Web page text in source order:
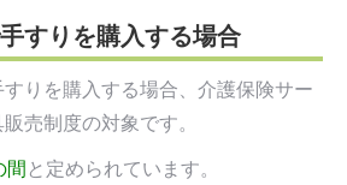
すりを購入する場合
りを購入する場合、介護保険サー
売制度の対象です。
間 と定められています。